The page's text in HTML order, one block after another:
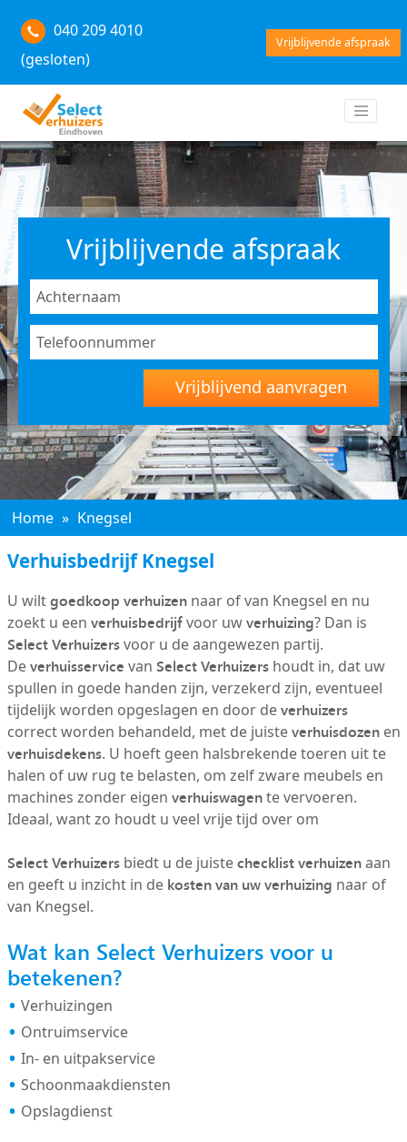
040 209 4010
(gesloten)
Vrijblijvende afspraak
Vrijblijvende afspraak
Vrijblijvend aanvragen
Home » Knegsel
Verhuisbedrijf Knegsel
U wiltgoedkoop verhuizennaar of van Knegsel en nu
zoekt u een verhuisbedrijfvoor uwverhuizing? Dan is
Select Verhuizersvoor u de aangewezen partij.
Deverhuisservice van Select Verhuizershoudt in, dat uw
spullen in goede handen zijn, verzekerd zijn, eventueel
tijdelijk worden opgeslagen en door deverhuizers
correct worden behandeld, met de juisteverhuisdozenen
verhuisdekens. U hoeft geen halsbrekende toeren uit te
halen of uw rug te belasten, om zelf zware meubels en
machines zonder eigen verhuiswagente vervoeren.
Ideaal, want zo houdt u veel vrije tijd over om
Select Verhuizersbiedt u de juistechecklist verhuizenaan
en geeft u inzicht in de kosten van uw verhuizing naar of
van Knegsel.
Wat kan Select Verhuizers voor u
betekenen?
Verhuizingen
Ontruimservice
In- en uitpakservice
Schoonmaakdiensten
Opslagdienst